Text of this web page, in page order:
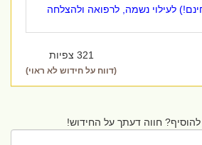
לעילוי נשמה, לרפואה ולהצלחה
321 צפיות
(דווח על חידוש לא ראוי)
חווה דעתך על החידוש!